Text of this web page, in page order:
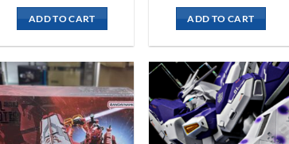
ADD TO CART ADD TO CART